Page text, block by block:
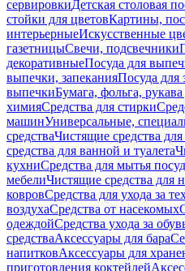
сервировкиДетская столовая
стойки для цветовКартины,
интерьерныеИскусственные
газетницыСвечи, подсвечники
декоративныеПосуда для
выпечки, запеканияПосуда для
выпечкиБумага, фольга,
химияСредства для стирки
машинУниверсальные,
средстваЧистящие средства для
средства для ванной и туалета
кухниСредства для мытья
мебелиЧистящие средства для
ковровСредства для ухода за
воздухаСредства от насекомых
одеждойСредства ухода за
средстваАксессуары для бара
напитковАксессуары для
приготовления коктейлей